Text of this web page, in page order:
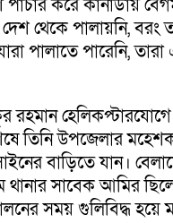
পাচার করে কানাডায়
থেকে পালায়নি, বরং
পালাতে পারেনি,
হেলিকপ্টারযোগে
তিনি উপজেলার
বাড়িতে যান।
থানার সাবেক আমির
সময় গুলিবিদ্ধ হয়ে